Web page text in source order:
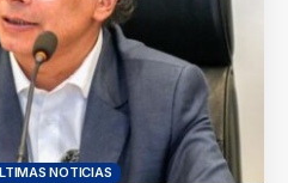
NOTICIAS